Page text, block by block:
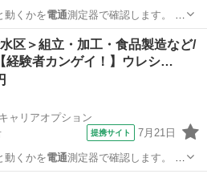
動くかを電通測定器で確認します。 ま
区＞組立・加工・食品製造など/
経験者カンゲイ！】ウレシ…
ャリアオプション
提携サイト 7月21日
動くかを電通測定器で確認します。 ま